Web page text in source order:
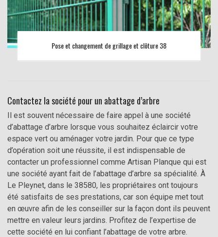
Pose et changement de grillage et clôture 38
Contactez la société pour un abattage d’arbre
Il est souvent nécessaire de faire appel à une société
d’abattage d’arbre lorsque vous souhaitez éclaircir votre
espace vert ou aménager votre jardin. Pour que ce type
d’opération soit une réussite, il est indispensable de
contacter un professionnel comme Artisan Planque qui est
une société ayant fait de l’abattage d’arbre sa spécialité. À
Le Pleynet, dans le 38580, les propriétaires ont toujours
été satisfaits de ses prestations, car son équipe met tout
en œuvre afin de les conseiller sur la façon dont ils peuvent
mettre en valeur leurs jardins. Profitez de l’expertise de
cette société en lui confiant l’abattage de votre arbre.